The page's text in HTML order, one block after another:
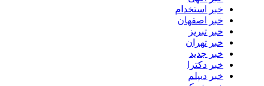
خبر استخدام
خبر اصفهان
خبر تبریز
خبر تهران
خبر جدید
خبر دکترا
خبر دیپلم